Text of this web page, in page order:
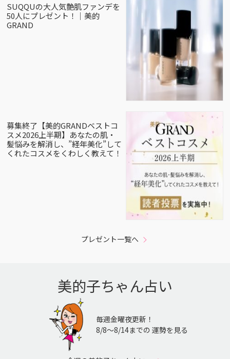
SUQQUの大人気艶肌ファンデを
50人にプレゼント！｜美的
GRAND
募集終了【美的GRANDベストコ
スメ2026上半期】あなたの肌・
髪悩みを解消し、”経年美化”して
くれたコスメをくわしく教えて！
プレゼント一覧へ
美的子ちゃん占い
毎週金曜夜更新！
8/8〜8/14までの 運勢を見る